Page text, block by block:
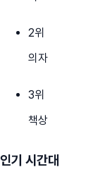
2위
의자
3위
책상
인기 시간대